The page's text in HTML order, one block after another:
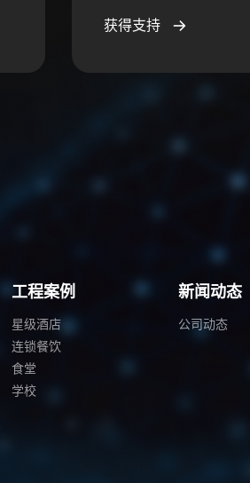
获得支持
工程案例
星级酒店
连锁餐饮
食堂
学校
新闻动态
公司动态